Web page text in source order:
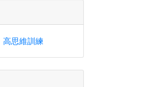
高思維訓練